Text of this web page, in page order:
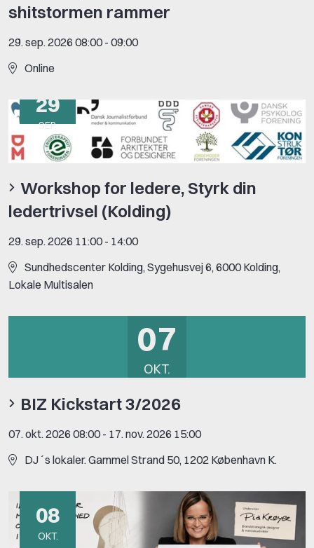
shitstormen rammer
29. sep. 2026 08:00 - 09:00
Online
29
SEP.
Workshop for ledere, Styrk din
ledertrivsel (Kolding)
29. sep. 2026 11:00 - 14:00
Sundhedscenter Kolding, Sygehusvej 6, 6000 Kolding,
Lokale Multisalen
07
OKT.
BIZ Kickstart 3/2026
07. okt. 2026 08:00 - 17. nov. 2026 15:00
DJ´s lokaler. Gammel Strand 50, 1202 København K.
08
OKT.